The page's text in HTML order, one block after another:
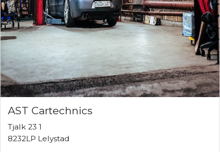
AST Cartechnics
Tjalk 23 1
8232LP Lelystad